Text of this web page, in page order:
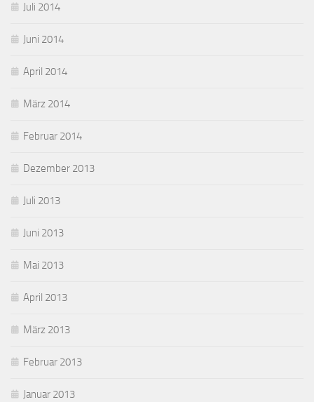
Juli 2014
Juni 2014
April 2014
März 2014
Februar 2014
Dezember 2013
Juli 2013
Juni 2013
Mai 2013
April 2013
März 2013
Februar 2013
Januar 2013